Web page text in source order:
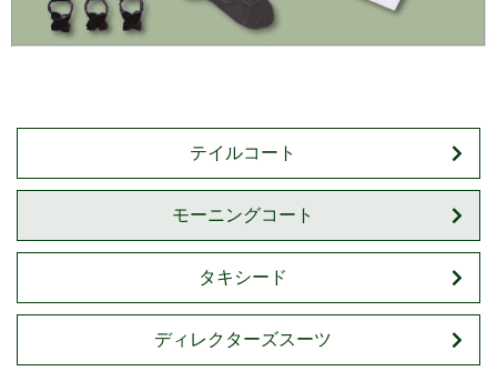
テイルコート
モーニングコート
タキシード
ディレクターズスーツ